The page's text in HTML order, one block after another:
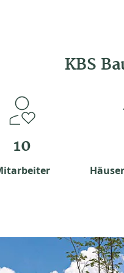
KBS
10